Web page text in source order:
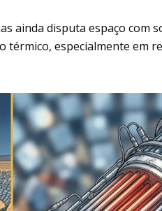
ainda disputa espaço com
térmico, especialmente em